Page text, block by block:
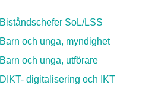
Biståndschefer SoL/LSS
Barn och unga, myndighet
Barn och unga, utförare
DIKT- digitalisering och IKT